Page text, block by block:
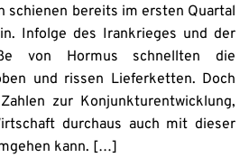
schienen bereits im ersten Quartal
Infolge des Irankrieges und der
von Hormus schnellten die
und rissen Lieferketten. Doch
zur Konjunkturentwicklung,
durchaus auch mit dieser
kann. […]